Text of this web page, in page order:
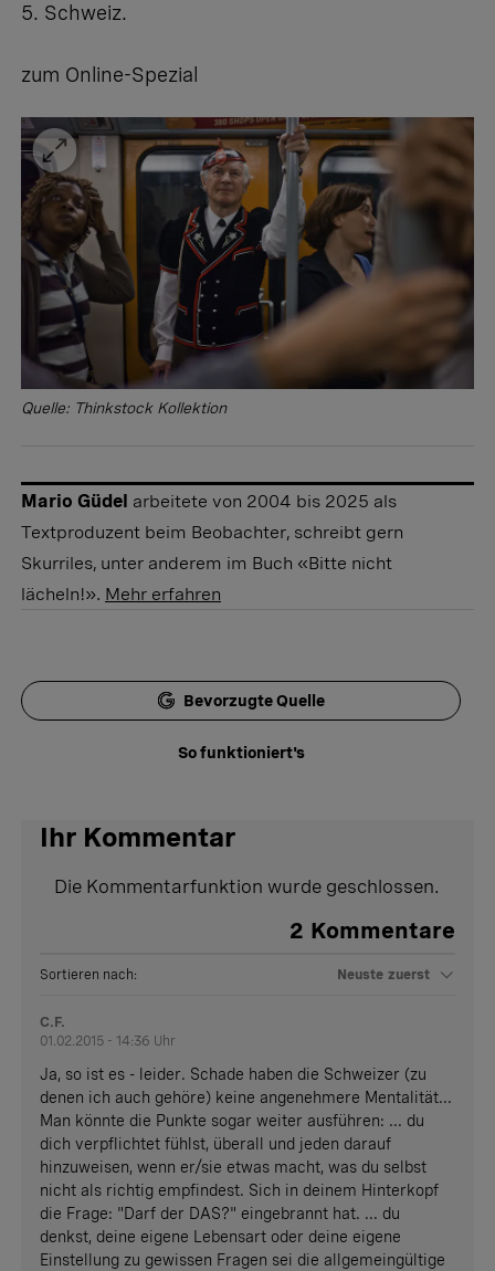
5. Schweiz.
zum Online-Spezial
Quelle: Thinkstock Kollektion
Mario Güdel arbeitete von 2004 bis 2025 als
Textproduzent beim Beobachter, schreibt gern
Skurriles, unter anderem im Buch «Bitte nicht
lächeln!». Mehr erfahren
Bevorzugte Quelle
So funktioniert's
Ihr Kommentar
Die Kommentarfunktion wurde geschlossen.
2 Kommentare
Sortieren nach: Neuste zuerst
C.F.
01.02.2015 - 14:36 Uhr
Ja, so ist es - leider. Schade haben die Schweizer (zu
denen ich auch gehöre) keine angenehmere Mentalität...
Man könnte die Punkte sogar weiter ausführen: ... du
dich verpflichtet fühlst, überall und jeden darauf
hinzuweisen, wenn er/sie etwas macht, was du selbst
nicht als richtig empfindest. Sich in deinem Hinterkopf
die Frage: "Darf der DAS?" eingebrannt hat. ... du
denkst, deine eigene Lebensart oder deine eigene
Einstellung zu gewissen Fragen sei die allgemeingültige